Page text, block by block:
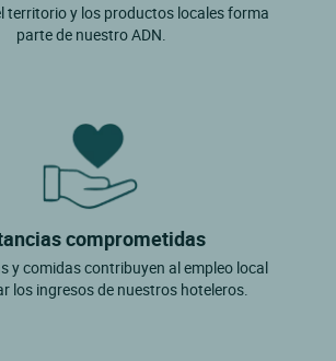
territorio y los productos locales forma
parte de nuestro ADN.
comprometidas
y comidas contribuyen al empleo local
los ingresos de nuestros hoteleros.